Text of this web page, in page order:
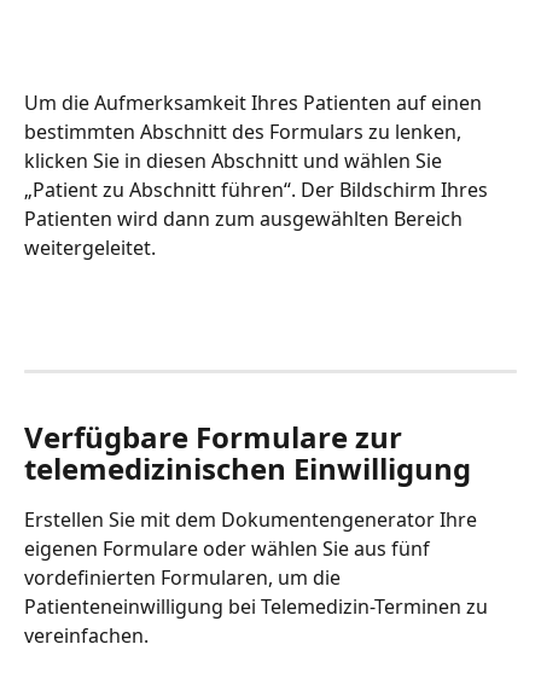
Um die Aufmerksamkeit Ihres Patienten auf einen
bestimmten Abschnitt des Formulars zu lenken,
klicken Sie in diesen Abschnitt und wählen Sie
„Patient zu Abschnitt führen“. Der Bildschirm Ihres
Patienten wird dann zum ausgewählten Bereich
weitergeleitet.
Verfügbare Formulare zur
telemedizinischen Einwilligung
Erstellen Sie mit dem Dokumentengenerator Ihre
eigenen Formulare oder wählen Sie aus fünf
vordefinierten Formularen, um die
Patienteneinwilligung bei Telemedizin-Terminen zu
vereinfachen.